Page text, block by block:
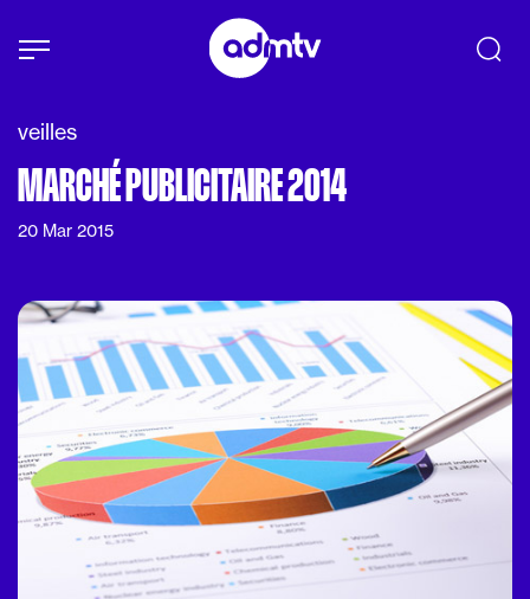
Aller au contenu principal
veilles
MARCHÉ PUBLICITAIRE 2014
20 Mar 2015
Panneau de gestion des cookies